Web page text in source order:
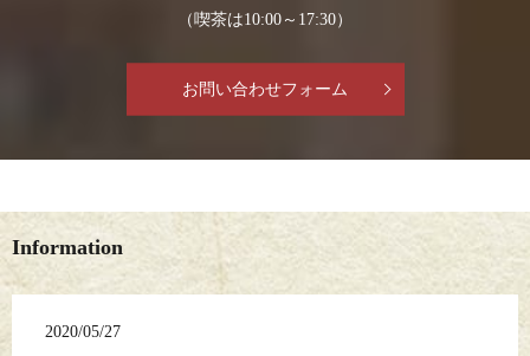
（喫茶は10:00～17:30）
お問い合わせフォーム
Information
2020/05/27